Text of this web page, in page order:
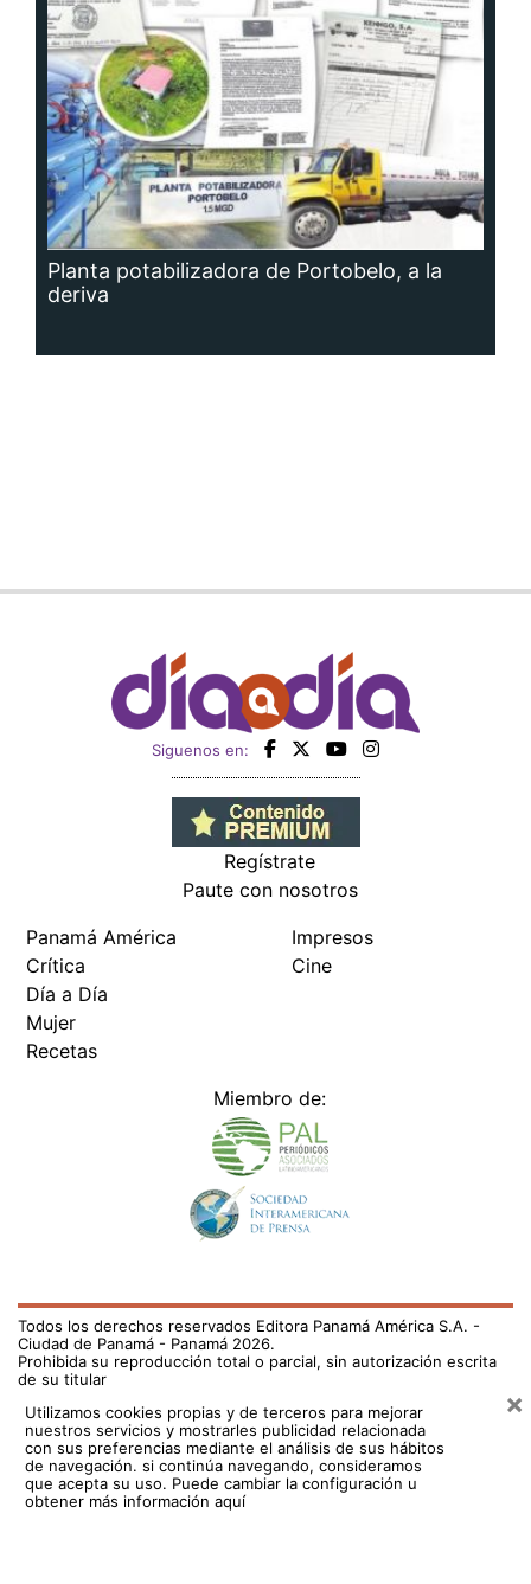
Planta potabilizadora de Portobelo, a la
deriva
Siguenos en:
Regístrate
Paute con nosotros
Panamá América
Crítica
Día a Día
Mujer
Recetas
Impresos
Cine
Miembro de:
Todos los derechos reservados Editora Panamá América S.A. -
Ciudad de Panamá - Panamá 2026.
Prohibida su reproducción total o parcial, sin autorización escrita
de su titular
Utilizamos cookies propias y de terceros para mejorar
nuestros servicios y mostrarles publicidad relacionada
con sus preferencias mediante el análisis de sus hábitos
de navegación. si continúa navegando, consideramos
que acepta su uso. Puede cambiar la configuración u
obtener más información aquí
×